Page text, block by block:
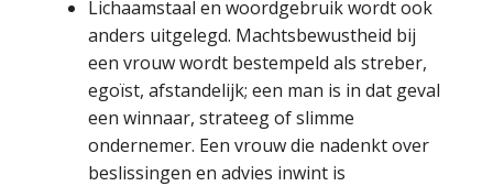
Lichaamstaal en woordgebruik wordt ook
anders uitgelegd. Machtsbewustheid bij
een vrouw wordt bestempeld als streber,
egoïst, afstandelijk; een man is in dat geval
een winnaar, strateeg of slimme
ondernemer. Een vrouw die nadenkt over
beslissingen en advies inwint is